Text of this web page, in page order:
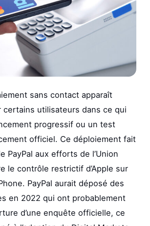
sans contact apparaît
certains utilisateurs dans ce qui
progressif ou un test
officiel. Ce déploiement fait
PayPal aux efforts de l’Union
le contrôle restrictif d’Apple sur
PayPal aurait déposé des
en 2022 qui ont probablement
d’une enquête officielle, ce